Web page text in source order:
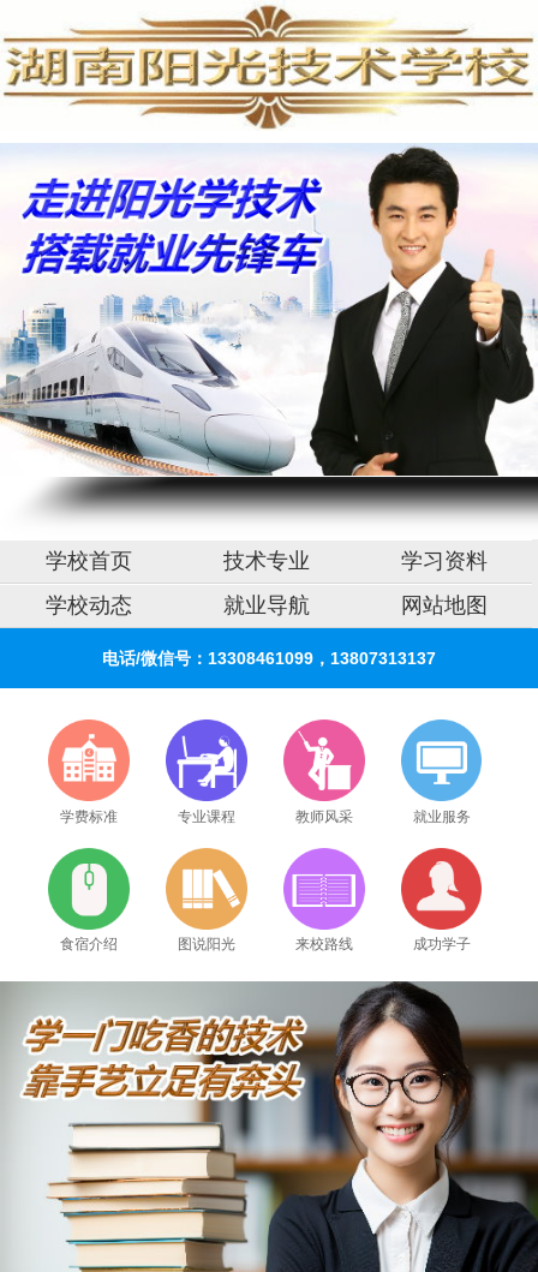
手机维修培训,手机维修培训学校,手机维修培训班
学校首页 技术专业
学习资料
学校动态
就业导航 网站地图
电话/微信号：13308461099，13807313137
学费标准 专业课程 教师风采 就业服务
食宿介绍 图说阳光 来校路线 成功学子
2026年8月7号_江西_陈同学（134****6617）报名:【手机维修培训班】
2026年8月7号_海南_林同学（158****3430）报名:【手机维修培训班】
2026年8月7号_江西_马同学（188****0039）报名:【手机维修培训班】
2026年8月7号_山东_卢同学（188****8826）报名:【手机维修培训班】
2026年8月7号_浙江_王同学（150****2641）报名:【手机维修培训班】
2026年8月7号_河北_张同学（139****0614）报名:【手机维修培训班】
2026年8月7号_湖南_陈同学（131****0867）报名:【手机维修培训班】
2026年8月7号_河南_朱同学（187****0148）报名: 【手机维修培训班】